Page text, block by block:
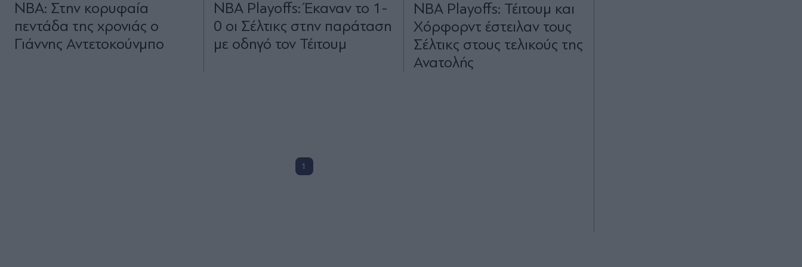
NBA: Στην κορυφαία
πεντάδα της χρονιάς ο
Γιάννης Αντετοκούνμπο
NBA Playoffs: Έκαναν το 1-
0 οι Σέλτικς στην παράταση
με οδηγό τον Τέιτουμ
NBA Playoffs: Τέιτουμ και
Χόρφορντ έστειλαν τους
Σέλτικς στους τελικούς της
Ανατολής
1